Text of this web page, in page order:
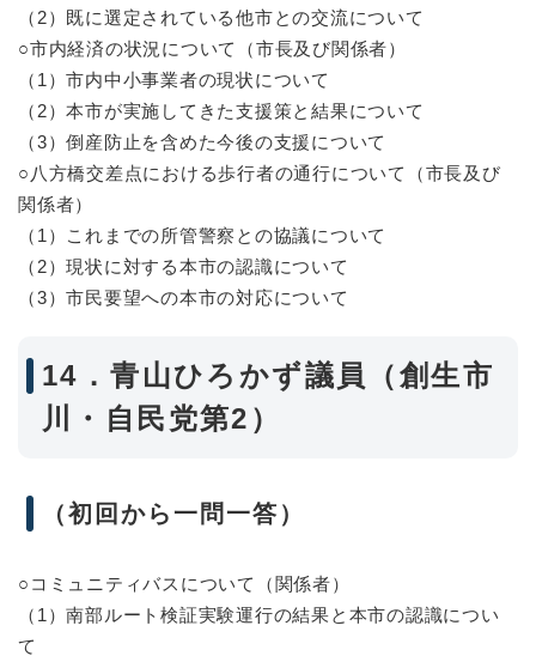
（2）既に選定されている他市との交流について
○市内経済の状況について（市長及び関係者）
（1）市内中小事業者の現状について
（2）本市が実施してきた支援策と結果について
（3）倒産防止を含めた今後の支援について
○八方橋交差点における歩行者の通行について（市長及び
関係者）
（1）これまでの所管警察との協議について
（2）現状に対する本市の認識について
（3）市民要望への本市の対応について
14．青山ひろかず議員（創生市
川・自民党第2）
（初回から一問一答）
○コミュニティバスについて（関係者）
（1）南部ルート検証実験運行の結果と本市の認識につい
て